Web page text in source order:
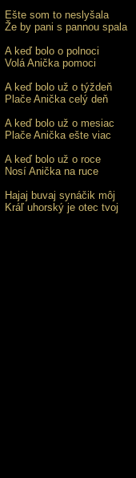
Ešte som to neslyšala
Že by pani s pannou spala
A keď bolo o polnoci
Volá Anička pomoci
A keď bolo už o týždeň
Plače Anička celý deň
A keď bolo už o mesiac
Plače Anička ešte viac
A keď bolo už o roce
Nosí Anička na ruce
Hajaj buvaj synáčik môj
Kráľ uhorský je otec tvoj